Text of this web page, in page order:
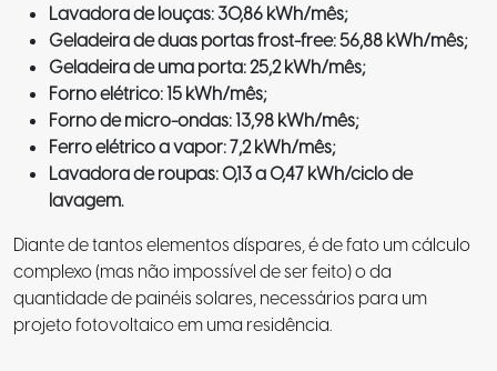
Lavadora de louças: 30,86 kWh/mês;
Geladeira de duas portas frost-free: 56,88 kWh/mês;
Geladeira de uma porta: 25,2 kWh/mês;
Forno elétrico: 15 kWh/mês;
Forno de micro-ondas: 13,98 kWh/mês;
Ferro elétrico a vapor: 7,2 kWh/mês;
Lavadora de roupas: 0,13 a 0,47 kWh/ciclo de
lavagem.
Diante de tantos elementos díspares, é de fato um cálculo
complexo (mas não impossível de ser feito) o da
quantidade de painéis solares, necessários para um
projeto fotovoltaico em uma residência.